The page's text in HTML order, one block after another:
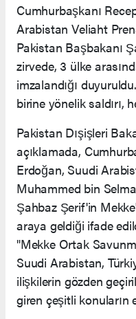
Cumhurbaşkanı
Arabistan Veliaht
Pakistan Başbakanı
zirvede, 3 ülke
imzalandığı
birine yönelik saldırı,
Pakistan Dışişleri
açıklamada,
Erdoğan, Suudi
Muhammed bin
Şahbaz Şerif'in
araya geldiği ifade
"Mekke Ortak
Suudi Arabistan,
ilişkilerin gözden
giren çeşitli konuların